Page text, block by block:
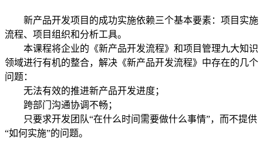
新产品开发项目的成功实施依赖三个基本要素：项目实施
流程、项目组织和分析工具。
本课程将企业的《新产品开发流程》和项目管理九大知识
领域进行有机的整合，解决《新产品开发流程》中存在的几个
问题：
无法有效的推进新产品开发进度；
跨部门沟通协调不畅；
只要求开发团队“在什么时间需要做什么事情”，而不提供
“如何实施”的问题。